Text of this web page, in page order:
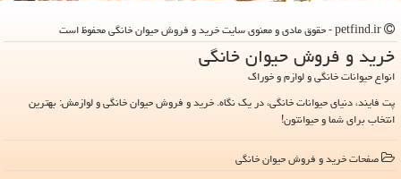
خرید و فروش حیوان خانگی
انواع حیوانات خانگی و لوازم و خوراک
پت فایند، دنیای حیوانات خانگی، در یک نگاه. خرید و فروش حیوان خانگی و لوازمش: بهترین
انتخاب برای شما و حیوانتون!
صفحات خرید و فروش حیوان خانگی